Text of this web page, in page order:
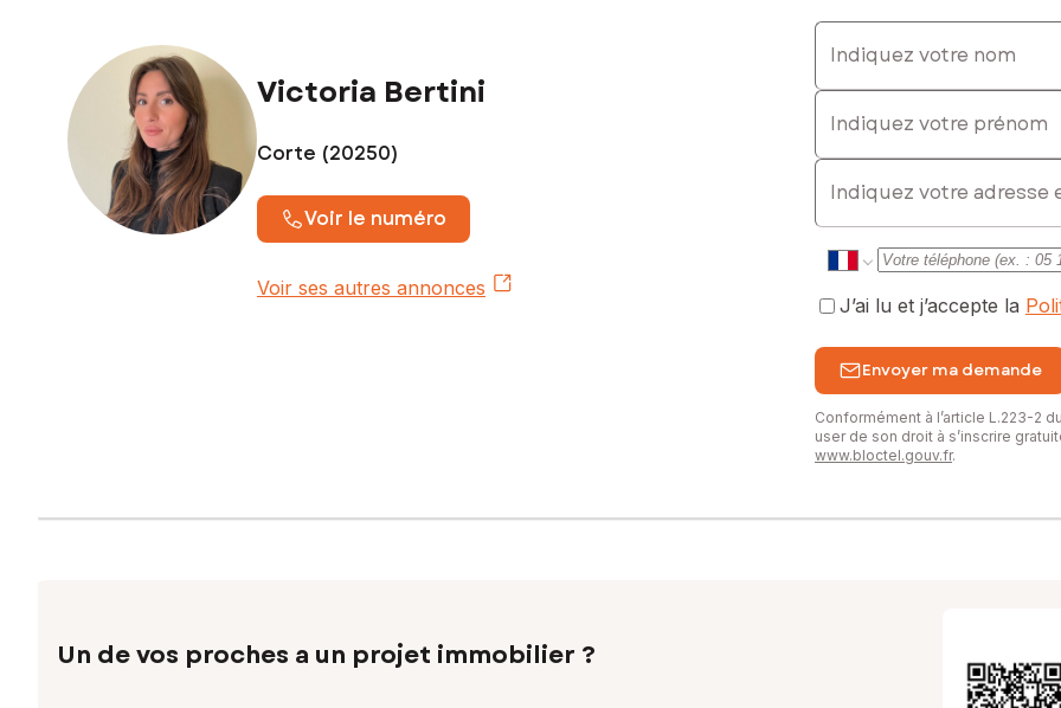
Victoria Bertini
Corte (20250)
Voir le numéro
Voir ses autres annonces
Indiquez votre nom
Indiquez votre prénom
E-mail
J’ai lu et j’accepte la
Envoyer ma demande
Conformément à l’article L.223-2
user de son droit à s’inscrire
www.bloctel.gouv.fr.
Un de vos proches a un projet immobilier ?